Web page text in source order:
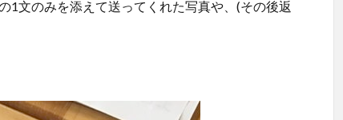
1文のみを添えて送ってくれた写真や、(その後返